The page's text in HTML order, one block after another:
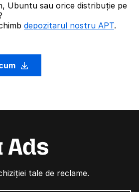
Ubuntu sau orice distribuție pe
depozitarul nostru APT.
tale de reclame.